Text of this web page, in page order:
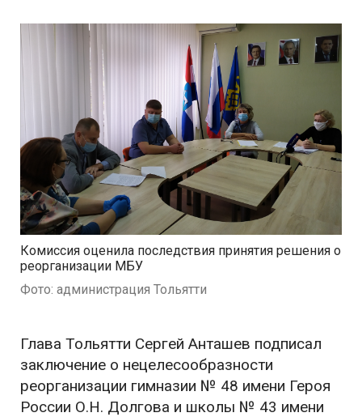
Комиссия оценила последствия принятия решения о
реорганизации МБУ
Фото: администрация Тольятти
Глава Тольятти Сергей Анташев подписал
заключение о нецелесообразности
реорганизации гимназии № 48 имени Героя
России О.Н. Долгова и школы № 43 имени